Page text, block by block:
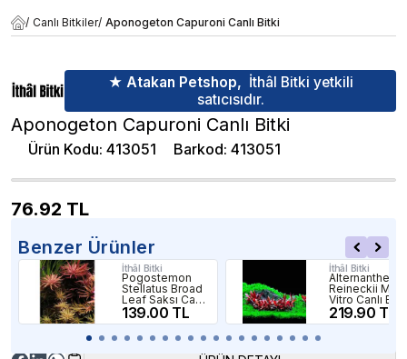
/ Canlı Bitkiler/ Aponogeton Capuroni Canlı Bitki
★ Atakan Petshop, İthâl Bitki yetkili
satıcısıdır.
Aponogeton Capuroni Canlı Bitki
Ürün Kodu: 413051 Barkod: 413051
76.92 TL
Benzer Ürünler
İthâl Bitki
Pogostemon
Stellatus Broad
Leaf Saksı Canlı
Bitki
139.00 TL
İthâl Bitki
Alternanthera
Reineckii Mini
Vitro Canlı Bitki
219.90 TL